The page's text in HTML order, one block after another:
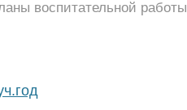
воспитательной работы